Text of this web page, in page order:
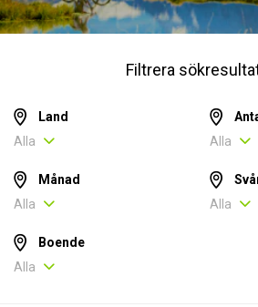
Filtrera
Land
Alla
Alla
Månad
Alla
Alla
Boende
Alla